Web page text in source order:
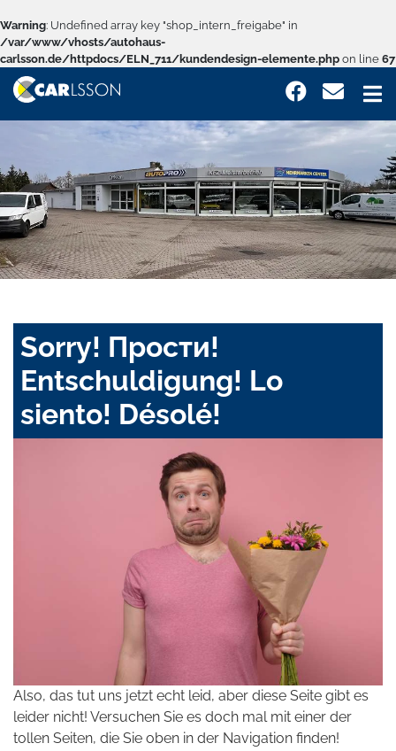
Warning: Undefined array key "shop_intern_freigabe" in
/var/www/vhosts/autohaus-
carlsson.de/httpdocs/ELN_711/kundendesign-elemente.php on line 67
Sorry! Прости!
Entschuldigung! Lo
siento! Désolé!
Also, das tut uns jetzt echt leid, aber diese Seite gibt es
leider nicht! Versuchen Sie es doch mal mit einer der
tollen Seiten, die Sie oben in der Navigation finden!